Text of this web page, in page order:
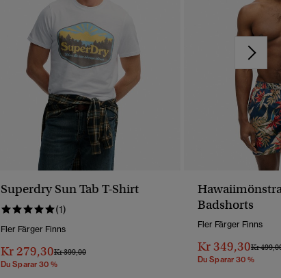
Superdry Sun Tab T-Shirt
(1)
Fler Färger Finns
Kr 279,30Pris Reducerat Från
Kr 399,00Till
Du Sparar 30 %
Badshorts
Fler Färger Finns
Kr 349,30Pris
Kr
Du Sparar 30 %